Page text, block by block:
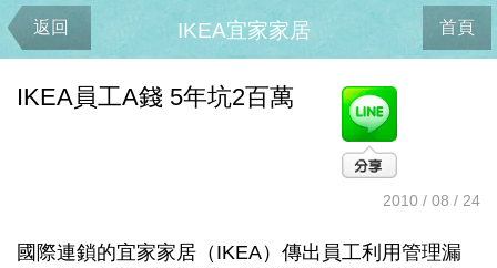
返回 首頁
IKEA宜家家居
IKEA員工A錢 5年坑2百萬
2010 / 08 / 24
國際連鎖的宜家家居（IKEA）傳出員工利用管理漏